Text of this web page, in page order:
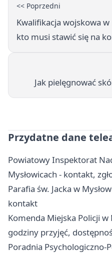
<< Poprzedni
Kwalifikacja wojskowa
kto musi stawić się na
Jak pielęgnować
Przydatne dane
Powiatowy Inspektorat
Mysłowicach - kontakt,
Parafia św. Jacka w
kontakt
Komenda Miejska Policji w
godziny przyjęć,
Poradnia Psychologiczno-